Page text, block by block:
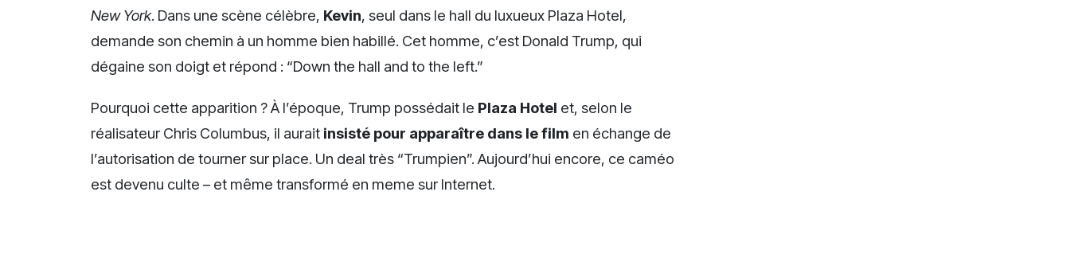
New York. Dans une scène célèbre, Kevin, seul dans le hall du luxueux Plaza Hotel,
demande son chemin à un homme bien habillé. Cet homme, c’est Donald Trump, qui
dégaine son doigt et répond : “Down the hall and to the left.”
Pourquoi cette apparition ? À l’époque, Trump possédait le Plaza Hotel et, selon le
réalisateur Chris Columbus, il aurait insisté pour apparaître dans le film en échange de
l’autorisation de tourner sur place. Un deal très “Trumpien”. Aujourd’hui encore, ce caméo
est devenu culte – et même transformé en meme sur Internet.